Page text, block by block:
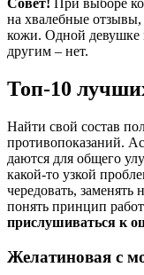
Совет! При выборе
на хвалебные
кожи. Одной девушке
другим – нет.
Топ-10
Найти свой состав
противопоказаний.
даются для общего
какой-то узкой
чередовать, заменять
понять принцип
прислушиваться к
Желатиновая с